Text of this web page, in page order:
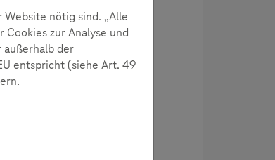
nötig sind. „Alle
zur Analyse und
außerhalb der
entspricht (siehe Art. 49